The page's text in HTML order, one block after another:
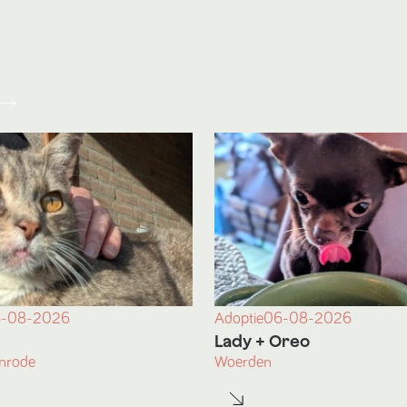
08-2026 Adoptie06-08-2026
Lady + Oreo
Woerden